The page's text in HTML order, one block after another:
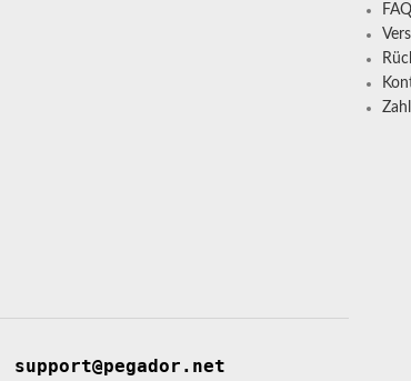
support@pegador.net